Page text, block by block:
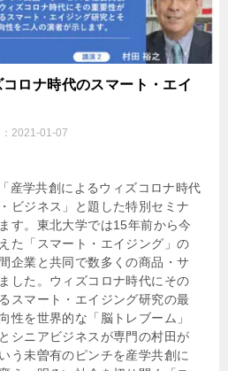
ロナ時代のスマート・エイ
2021-01-07
産学共創によるウィズコロナ時代
ビジネス」と題した特別セミナ
す。東北大学では15年前から今
た「スマート・エイジング」の
企業と共同で数多くの商品・サ
した。ウィズコロナ時代にその
スマート・エイジング研究の最
性を世界的な「脳トレブーム」
シニアビジネスが専門の村田が
う未曽有のピンチを産学共創に